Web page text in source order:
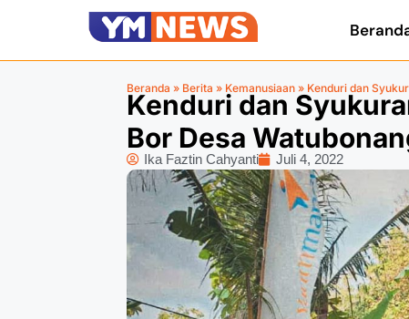
Beranda » Berita » Kemanusiaan » Kenduri dan
Kenduri dan
Bor Desa
Ika Faztin Cahyanti Juli 4, 2022